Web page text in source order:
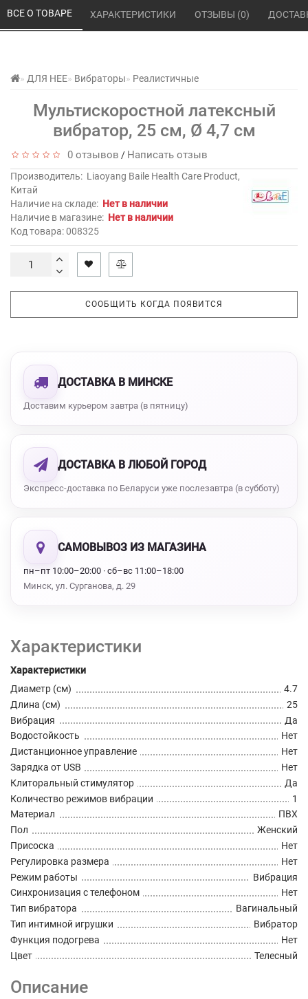
ДЛЯ НЕЕ Вибраторы Реалистичные
Мультискоростной латексный
вибратор, 25 см, Ø 4,7 см
ВСЕ О ТОВАРЕ ХАРАКТЕРИСТИКИ ОТЗЫВЫ (0)
0 отзывов / Написать отзыв
Производитель: Liaoyang Baile Health Care Product,
Китай
Наличие на складе: Нет в наличии
Наличие в магазине: Нет в наличии
Код товара: 008325
СООБЩИТЬ КОГДА ПОЯВИТСЯ
ДОСТАВКА В МИНСКЕ
Доставим курьером завтра (в пятницу)
ДОСТАВКА В ЛЮБОЙ ГОРОД
Экспресс-доставка по Беларуси уже послезавтра (в субботу)
САМОВЫВОЗ ИЗ МАГАЗИНА
пн–пт 10:00–20:00 · сб–вс 11:00–18:00
Минск, ул. Сурганова, д. 29
Характеристики
Характеристики
Диаметр (см)
4.7
Длина (см)
25
Вибрация
Да
Водостойкость
Нет
Дистанционное управление
Нет
Зарядка от USB
Нет
Клиторальный стимулятор
Да
Количество режимов вибрации
1
Материал
ПВХ
Пол
Женский
Присоска
Нет
Регулировка размера
Нет
Режим работы
Вибрация
Синхронизация с телефоном
Нет
Тип вибратора
Вагинальный
Тип интимной игрушки
Вибратор
Функция подогрева
Нет
Цвет
Телесный
Описание